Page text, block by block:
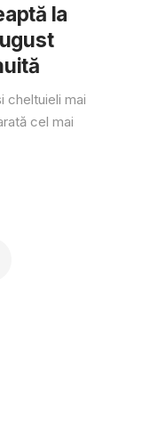
la
cheltuieli mai
cel mai